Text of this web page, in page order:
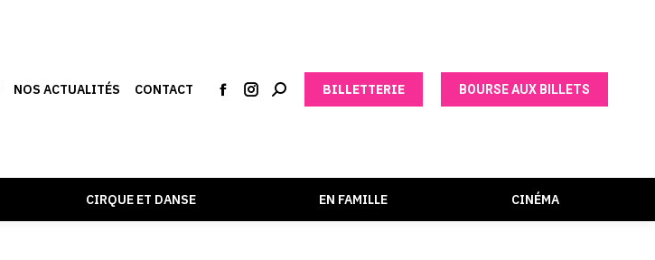
NOS ACTUALITÉS CONTACT BILLETTERIE BOURSE AUX BILLETS
CIRQUE ET DANSE EN FAMILLE CINÉMA